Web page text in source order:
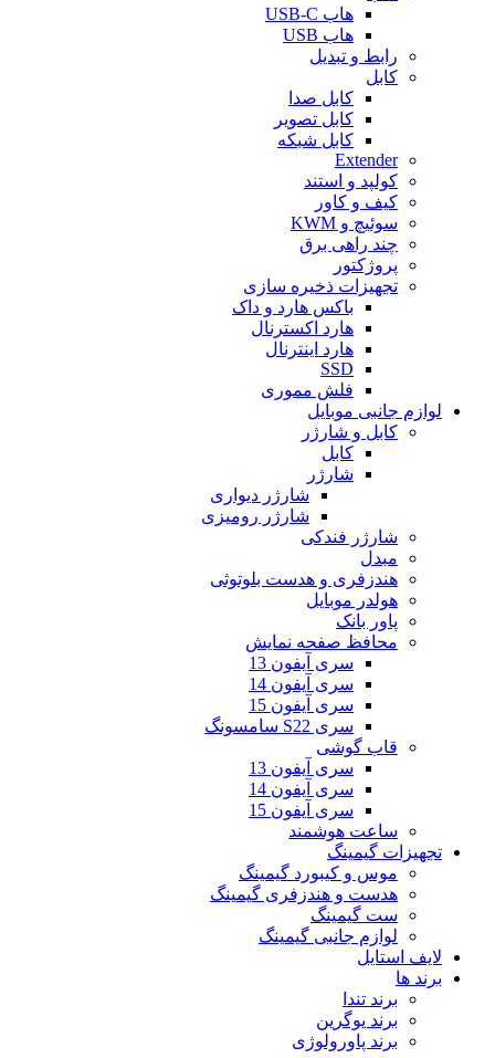
هاب USB-C
هاب USB
رابط و تبدیل
کابل
کابل صدا
کابل تصویر
کابل شبکه
Extender
کولپد و استند
کیف و کاور
سوئیچ و KWM
چند راهی برق
پروژکتور
تجهیزات ذخیره سازی
باکس هارد و داک
هارد اکسترنال
هارد اینترنال
SSD
فلش مموری
لوازم جانبی موبایل
کابل و شارژر
کابل
شارژر
شارژر دیواری
شارژر رومیزی
شارژر فندکی
مبدل
هندزفری و هدست بلوتوثی
هولدر موبایل
پاور بانک
محافظ صفحه نمایش
سری آیفون 13
سری آیفون 14
سری آیفون 15
سری S22 سامسونگ
قاب گوشی
سری آیفون 13
سری آیفون 14
سری آیفون 15
ساعت هوشمند
تجهیزات گیمینگ
موس و کیبورد گیمینگ
هدست و هندزفری گیمینگ
ست گیمینگ
لوازم جانبی گیمینگ
لایف استایل
برند ها
برند تندا
برند یوگرین
برند پاورولوژی